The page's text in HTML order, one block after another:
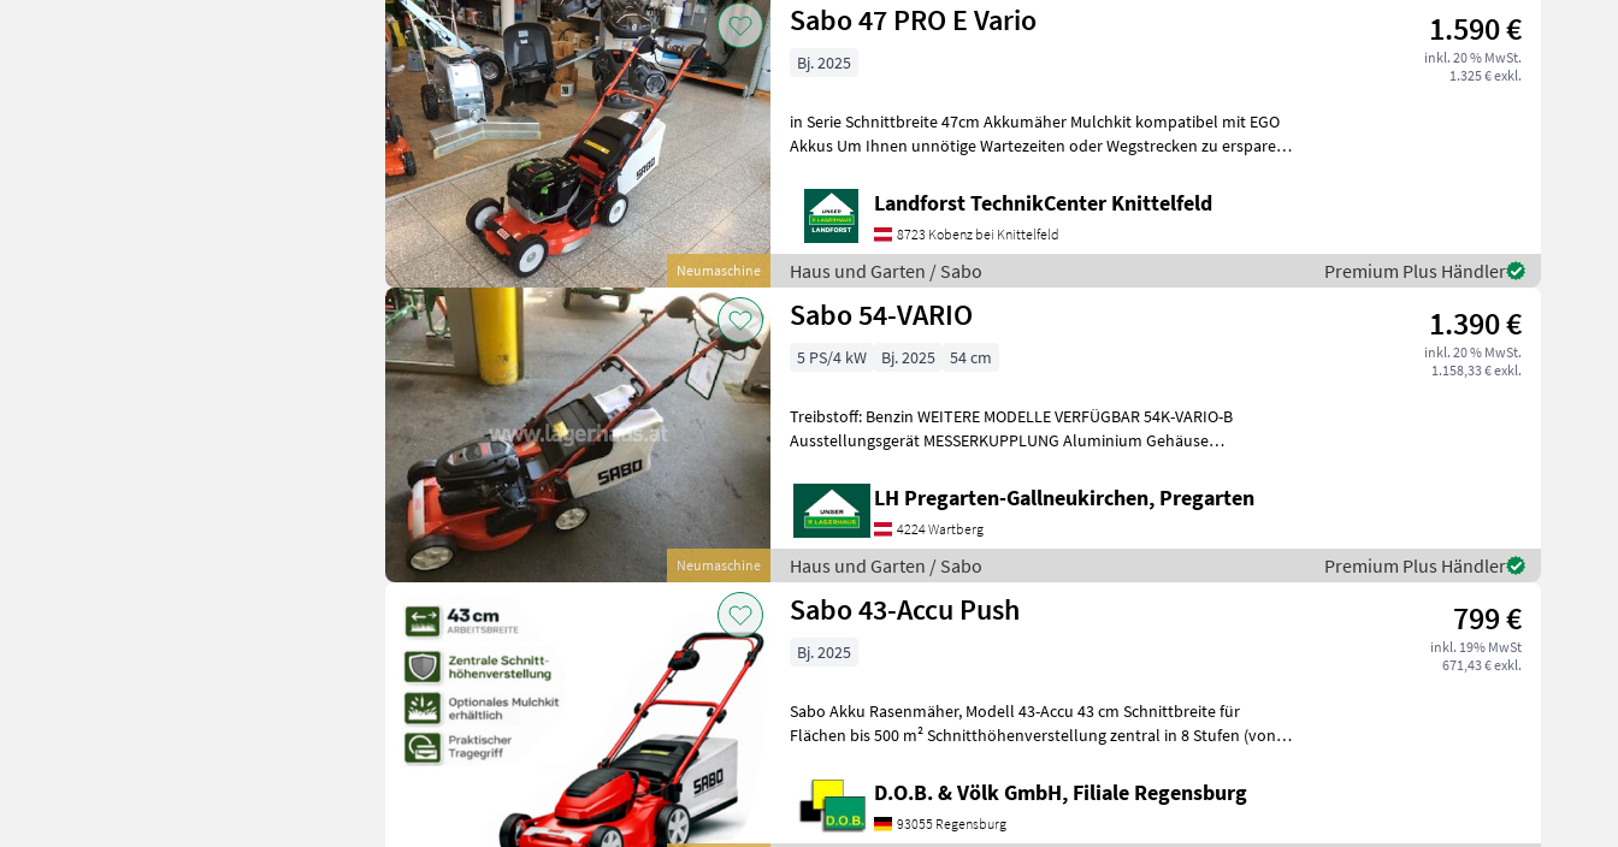
Neumaschine
Sabo 47 PRO E Vario 1.590 €
inkl. 20 % MwSt.
1.325 € exkl.
Bj. 2025
in Serie Schnittbreite 47cm Akkumäher Mulchkit kompatibel mit EGO
Akkus Um Ihnen unnötige Wartezeiten oder Wegstrecken zu ersparen,
Landforst TechnikCenter Knittelfeld
8723 Kobenz bei Knittelfeld
Haus und Garten / Sabo Premium Plus Händler
Neumaschine
Sabo 54-VARIO 1.390 €
inkl. 20 % MwSt.
1.158,33 € exkl.
5 PS/4 kW Bj. 2025 54 cm
Treibstoff: Benzin WEITERE MODELLE VERFÜGBAR 54K-VARIO-B
Ausstellungsgerät MESSERKUPPLUNG Aluminium Gehäuse
LH Pregarten-Gallneukirchen, Pregarten
4224 Wartberg
Haus und Garten / Sabo Premium Plus Händler
Sabo 43-Accu Push 799 €
inkl. 19% MwSt
671,43 € exkl.
Bj. 2025
Sabo Akku Rasenmäher, Modell 43-Accu 43 cm Schnittbreite für
Flächen bis 500 m² Schnitthöhenverstellung zentral in 8 Stufen (von 2,
D.O.B. & Völk GmbH, Filiale Regensburg
93055 Regensburg